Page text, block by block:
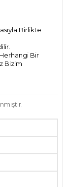
Birlikte
Bir
Bizim